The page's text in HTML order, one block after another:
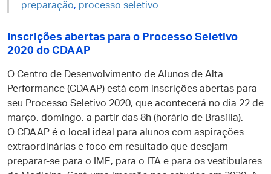
preparação, processo seletivo
Inscrições abertas para o Processo Seletivo
2020 do CDAAP
O Centro de Desenvolvimento de Alunos de Alta
Performance (CDAAP) está com inscrições abertas para
seu Processo Seletivo 2020, que acontecerá no dia 22 de
março, domingo, a partir das 8h (horário de Brasília).
O CDAAP é o local ideal para alunos com aspirações
extraordinárias e foco em resultado que desejam
preparar-se para o IME, para o ITA e para os vestibulares